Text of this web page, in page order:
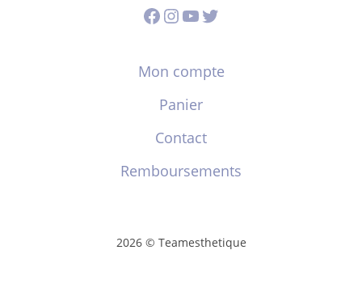
Facebook
Instagram
YouTube
Twitter
Mon compte
Panier
Contact
Remboursements
2026 © Teamesthetique